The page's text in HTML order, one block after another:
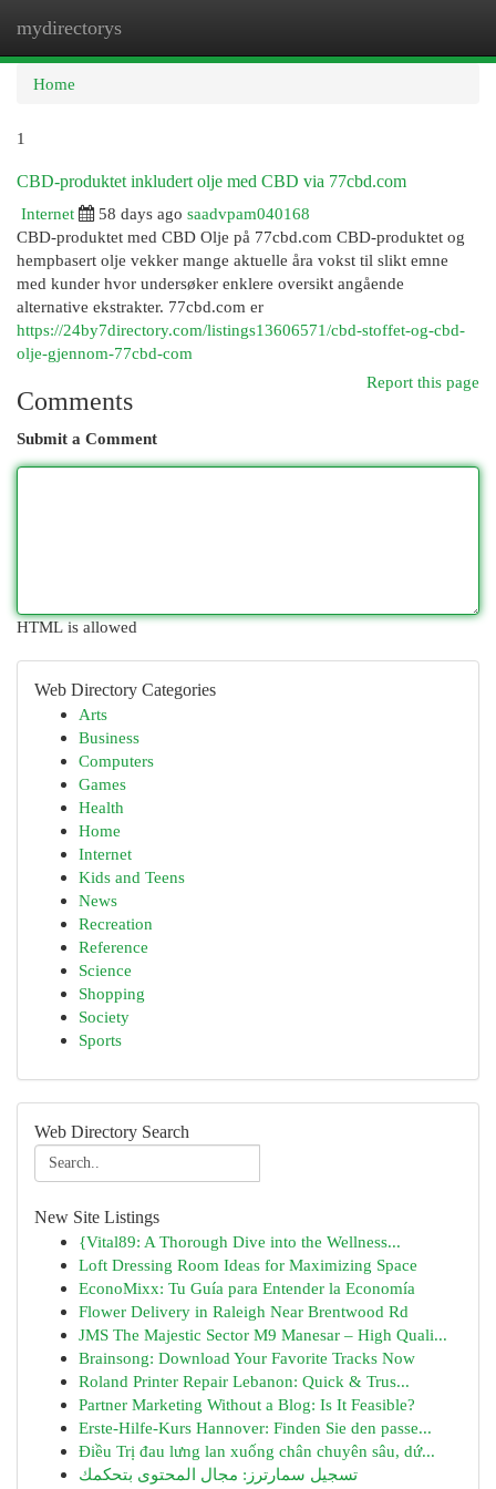
mydirectorys
Home
1
CBD-produktet inkludert olje med CBD via 77cbd.com
Internet
58 days ago saadvpam040168
CBD-produktet med CBD Olje på 77cbd.com CBD-produktet og
hempbasert olje vekker mange aktuelle åra vokst til slikt emne
med kunder hvor undersøker enklere oversikt angående
alternative ekstrakter. 77cbd.com er
https://24by7directory.com/listings13606571/cbd-stoffet-og-cbd-
olje-gjennom-77cbd-com
Report this page
Comments
Submit a Comment
HTML is allowed
Web Directory Categories
Arts
Business
Computers
Games
Health
Home
Internet
Kids and Teens
News
Recreation
Reference
Science
Shopping
Society
Sports
Web Directory Search
New Site Listings
{Vital89: A Thorough Dive into the Wellness...
Loft Dressing Room Ideas for Maximizing Space
EconoMixx: Tu Guía para Entender la Economía
Flower Delivery in Raleigh Near Brentwood Rd
JMS The Majestic Sector M9 Manesar – High Quali...
Brainsong: Download Your Favorite Tracks Now
Roland Printer Repair Lebanon: Quick & Trus...
Partner Marketing Without a Blog: Is It Feasible?
Erste-Hilfe-Kurs Hannover: Finden Sie den passe...
Điều Trị đau lưng lan xuống chân chuyên sâu, dứ...
تسجيل سمارترز: مجال المحتوى بتحكمك